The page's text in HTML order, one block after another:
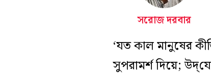
সরোজ দরবার
‘যত কাল মানুষের
সুপরামর্শ দিয়ে;